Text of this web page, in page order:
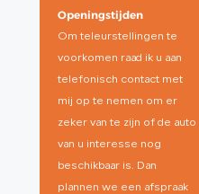
Openingstijden
Om teleurstellingen te
voorkomen raad ik u aan
telefonisch contact met
mij op te nemen om er
zeker van te zijn of de auto
van u interesse nog
beschikbaar is. Dan
plannen we een afspraak